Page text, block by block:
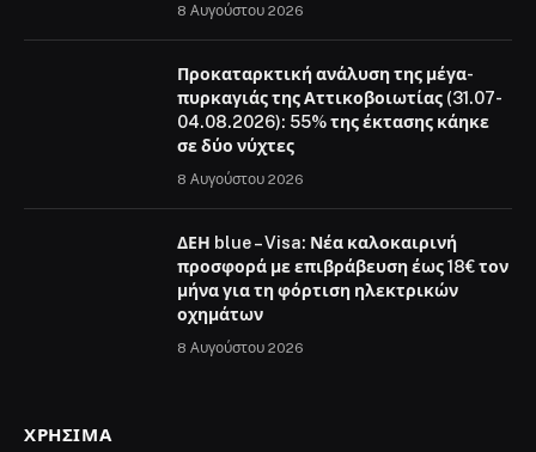
8 Αυγούστου 2026
Προκαταρκτική ανάλυση της μέγα-
πυρκαγιάς της Αττικοβοιωτίας (31.07-
04.08.2026): 55% της έκτασης κάηκε
σε δύο νύχτες
8 Αυγούστου 2026
ΔΕΗ blue – Visa: Νέα καλοκαιρινή
προσφορά με επιβράβευση έως 18€ τον
μήνα για τη φόρτιση ηλεκτρικών
οχημάτων
8 Αυγούστου 2026
ΧΡΉΣΙΜΑ